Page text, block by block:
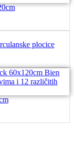
plocice